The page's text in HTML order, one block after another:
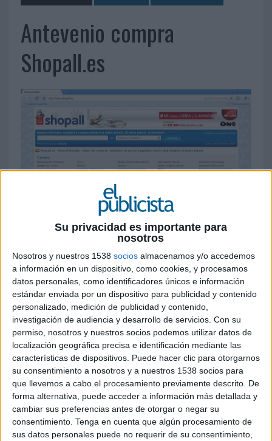
Su privacidad es importante para
nosotros
Nosotros y nuestros 1538 socios almacenamos y/o accedemos
a información en un dispositivo, como cookies, y procesamos
datos personales, como identificadores únicos e información
estándar enviada por un dispositivo para publicidad y contenido
personalizado, medición de publicidad y contenido,
investigación de audiencia y desarrollo de servicios. Con su
permiso, nosotros y nuestros socios podemos utilizar datos de
localización geográfica precisa e identificación mediante las
características de dispositivos. Puede hacer clic para otorgarnos
su consentimiento a nosotros y a nuestros 1538 socios para
que llevemos a cabo el procesamiento previamente descrito. De
forma alternativa, puede acceder a información más detallada y
cambiar sus preferencias antes de otorgar o negar su
consentimiento. Tenga en cuenta que algún procesamiento de
sus datos personales puede no requerir de su consentimiento,
Antevenio compra
Shopall.es
29 DE DICIEMBRE DE 2009
Antevenio se refuerza en el ámbito del marketing
enfocado al comercio online y afianza así su
presencia en el mercado catalán, sede de la
plataforma de comercio online.
Antevenio ha adquirido la empresa Código Barras Network SL, responsable de Shopall.es
( www.shopall.es) y empresa pionera en la promoción de productos y servicios a través de su red de
centros comerciales y espacios publicitarios contextuales en internet. La operación, cuyo importe
asciende a 1,4 millones de euros, además de un acuerdo de “earn out” sujeto a la consecución de
objetivos, fortalecerá la posición de Antevenio en el sector del comercio online, específicamente en
el segmento de la publicidad vinculada a fomentar la venta de productos y servicios a través de